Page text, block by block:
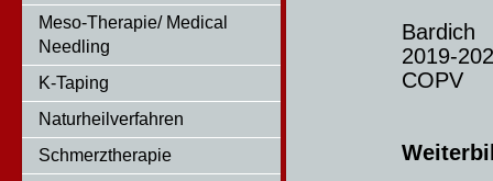
Meso-Therapie/ Medical
Needling
K-Taping
Naturheilverfahren
Schmerztherapie
Bardich
2019-
COPV